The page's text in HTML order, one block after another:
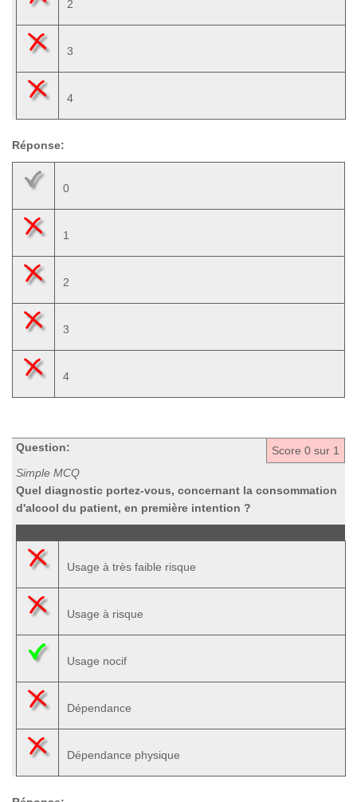
2
3
4
Réponse:
0
1
2
3
4
Score 0 sur 1
Question:
Simple MCQ
Quel diagnostic portez-vous, concernant la consommation
d'alcool du patient, en première intention ?
Usage à très faible risque
Usage à risque
Usage nocif
Dépendance
Dépendance physique